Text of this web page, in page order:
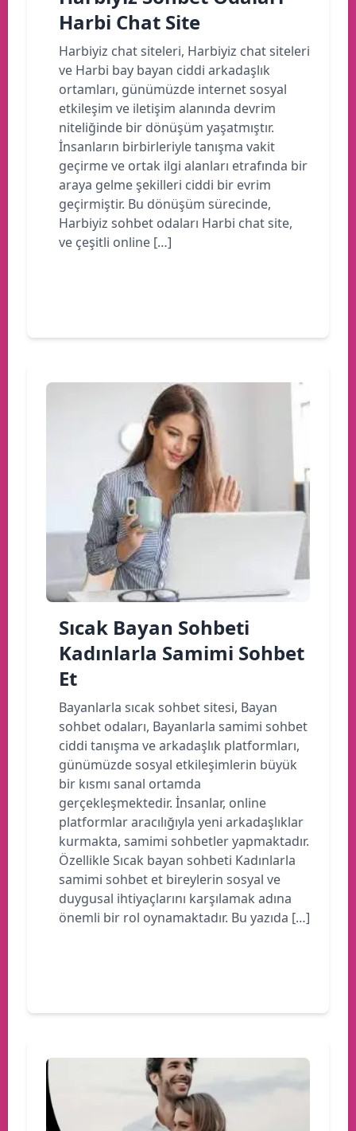
Harbi Chat Site
Harbiyiz chat siteleri, Harbiyiz chat siteleri
ve Harbi bay bayan ciddi arkadaşlık
ortamları, günümüzde internet sosyal
etkileşim ve iletişim alanında devrim
niteliğinde bir dönüşüm yaşatmıştır.
İnsanların birbirleriyle tanışma vakit
geçirme ve ortak ilgi alanları etrafında bir
araya gelme şekilleri ciddi bir evrim
geçirmiştir. Bu dönüşüm sürecinde,
Harbiyiz sohbet odaları Harbi chat site,
ve çeşitli online […]
Sıcak Bayan Sohbeti
Kadınlarla Samimi Sohbet
Et
Bayanlarla sıcak sohbet sitesi, Bayan
sohbet odaları, Bayanlarla samimi sohbet
ciddi tanışma ve arkadaşlık platformları,
günümüzde sosyal etkileşimlerin büyük
bir kısmı sanal ortamda
gerçekleşmektedir. İnsanlar, online
platformlar aracılığıyla yeni arkadaşlıklar
kurmakta, samimi sohbetler yapmaktadır.
Özellikle Sıcak bayan sohbeti Kadınlarla
samimi sohbet et bireylerin sosyal ve
duygusal ihtiyaçlarını karşılamak adına
önemli bir rol oynamaktadır. Bu yazıda […]